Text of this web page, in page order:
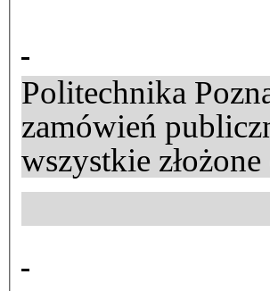
Politechnika
zamówień
wszystkie